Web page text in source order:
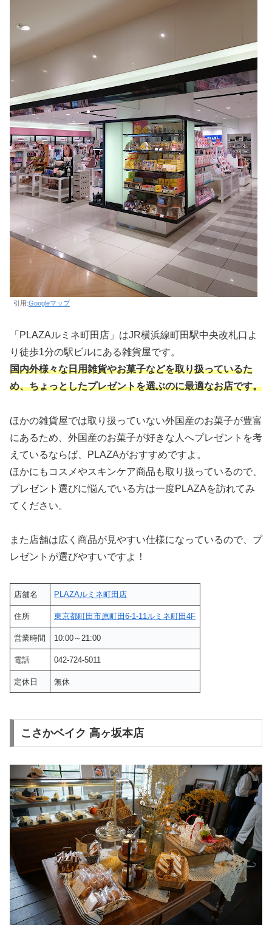
引用:Googleマップ
「PLAZAルミネ町田店」はJR横浜線町田駅中央改札口よ
り徒歩1分の駅ビルにある雑貨屋です。
国内外様々な日用雑貨やお菓子などを取り扱っているた
め、ちょっとしたプレゼントを選ぶのに最適なお店です。
ほかの雑貨屋では取り扱っていない外国産のお菓子が豊富
にあるため、外国産のお菓子が好きな人へプレゼントを考
えているならば、PLAZAがおすすめですよ。
ほかにもコスメやスキンケア商品も取り扱っているので、
プレゼント選びに悩んでいる方は一度PLAZAを訪れてみ
てください。
また店舗は広く商品が見やすい仕様になっているので、プ
レゼントが選びやすいですよ！
店舗名 PLAZAルミネ町田店
住所 東京都町田市原町田6-1-11ルミネ町田4F
営業時間 10:00～21:00
電話 042-724-5011
定休日 無休
こさかベイク 高ヶ坂本店